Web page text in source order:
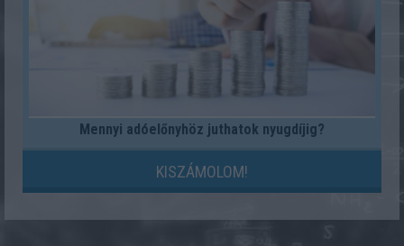
Mennyi adóelőnyhöz juthatok nyugdíjig?
KISZÁMOLOM!